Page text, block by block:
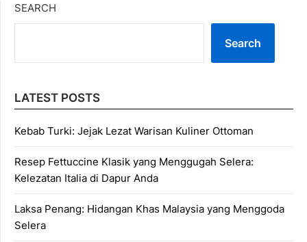
SEARCH
Search
LATEST POSTS
Kebab Turki: Jejak Lezat Warisan Kuliner Ottoman
Resep Fettuccine Klasik yang Menggugah Selera:
Kelezatan Italia di Dapur Anda
Laksa Penang: Hidangan Khas Malaysia yang Menggoda
Selera